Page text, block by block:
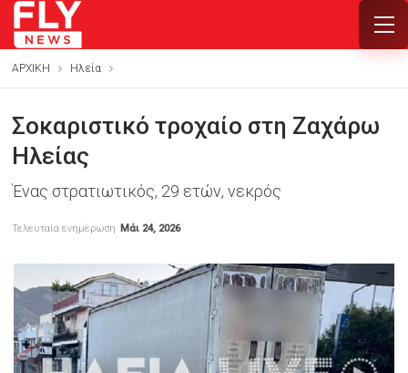
ΑΡΧΙΚΗ Ηλεία
Σοκαριστικό τροχαίο στη Ζαχάρω
Ηλείας
Ένας στρατιωτικός, 29 ετών, νεκρός
Τελευταία ενημέρωση Μάι 24, 2026